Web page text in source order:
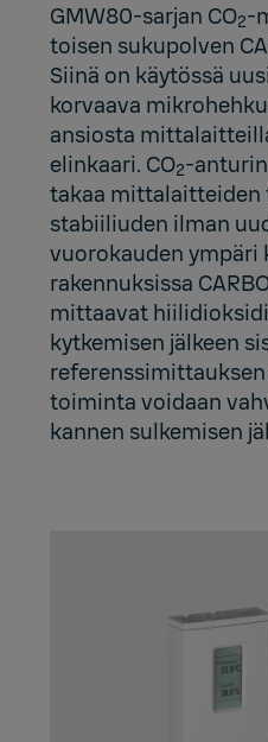
GMW80-sarjan CO2-
toisen sukupolven
Siinä on käytössä
korvaava
ansiosta
elinkaari. CO2-
takaa mittalaitteiden
stabiiliuden ilman
vuorokauden ympäri
rakennuksissa
mittaavat
kytkemisen jälkeen
referenssimittauksen
toiminta voidaan
kannen sulkemisen